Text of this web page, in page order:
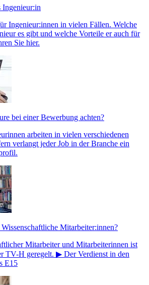
Ingenieur:in
Ingenieur:innen in vielen Fällen. Welche
es gibt und welche Vorteile er auch für
Sie hier.
bei einer Bewerbung achten?
arbeiten in vielen verschiedenen
verlangt jeder Job in der Branche ein
Mitarbeiter:innen?
Mitarbeiter und Mitarbeiterinnen ist
TV-H geregelt. ▶ Der Verdienst in den
E15